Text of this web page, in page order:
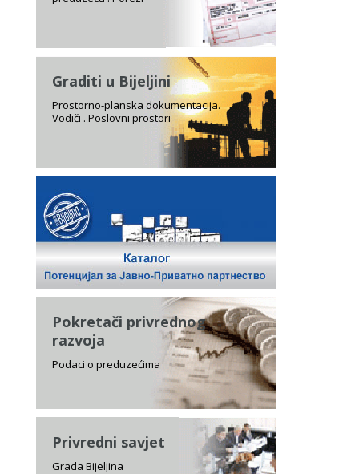
Graditi u Bijeljini
Prostorno-planska dokumentacija.
Vodiči . Poslovni prostori
Pokretači privrednog
razvoja
Podaci o preduzećima
Privredni savjet
Grada Bijeljina